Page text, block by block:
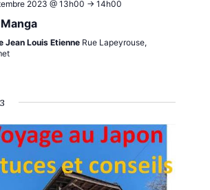
2023 @ 13h00 -> 14h00
Jean Louis Etienne Rue Lapeyrouse,